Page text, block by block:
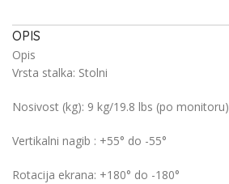
OPIS
Opis
Vrsta stalka: Stolni
Nosivost (kg): 9 kg/19.8 lbs (po monitoru)
Vertikalni nagib : +55° do -55°
Rotacija ekrana: +180° do -180°